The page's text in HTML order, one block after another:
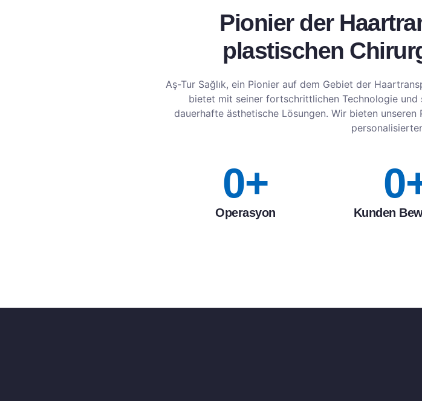
Pionier der
plastischen
Aş-Tur Sağlık, ein Pionier auf dem Gebiet der
bietet mit seiner fortschrittlichen Technologie
dauerhafte ästhetische Lösungen. Wir bieten
Operasyon
0+
Kunden
0